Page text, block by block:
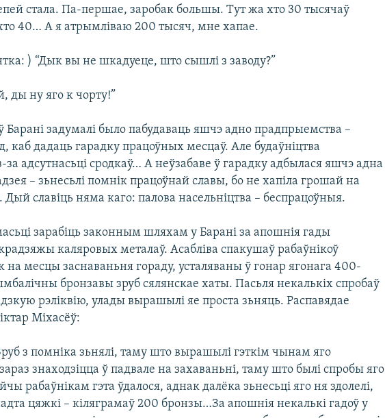
стала. Па-першае, заробак большы. Тут жа хто 30 тысячаў
40… А я атрымліваю 200 тысяч, мне хапае.
) “Дык вы не шкадуеце, што сышлі з заводу?”
ды ну яго к чорту!”
Барані задумалі было пабудаваць яшчэ адно прадпрыемства –
каб дадаць гарадку працоўных месцаў. Але будаўніцтва
з-за адсутнасьці сродкаў… А неўзабаве ў гарадку адбылася яшчэ адна
– зьнесьлі помнік працоўнай славы, бо не хапіла грошай на
славіць няма каго: палова насельніцтва – беспрацоўныя.
зарабіць законным шляхам у Барані за апошнія гады
крадзяжы каляровых металаў. Асабліва спакушаў рабаўнікоў
на месцы заснаваньня гораду, усталяваны ў гонар ягонага 400-
бронзавы зруб сялянскае хаты. Пасьля некалькіх спробаў
рэліквію, улады вырашылі яе проста зьняць. Распавядае
Міхасёў:
з помніка зьнялі, таму што вырашылі гэткім чынам яго
знаходзіцца ў падвале на захаваньні, таму што былі спробы яго
рабаўнікам гэта ўдалося, аднак далёка зьнесьці яго ня здолелі,
цяжкі – кіляграмаў 200 бронзы…За апошнія некалькі гадоў у